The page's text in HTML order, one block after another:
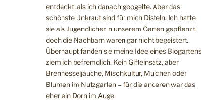
entdeckt, als ich danach googelte. Aber das
schönste Unkraut sind für mich Disteln. Ich hatte
sie als Jugendlicher in unserem Garten gepflanzt,
doch die Nachbarn waren gar nicht begeistert.
Überhaupt fanden sie meine Idee eines Biogartens
ziemlich befremdlich. Kein Gifteinsatz, aber
Brennesseljauche, Mischkultur, Mulchen oder
Blumen im Nutzgarten – für die anderen war das
eher ein Dorn im Auge.